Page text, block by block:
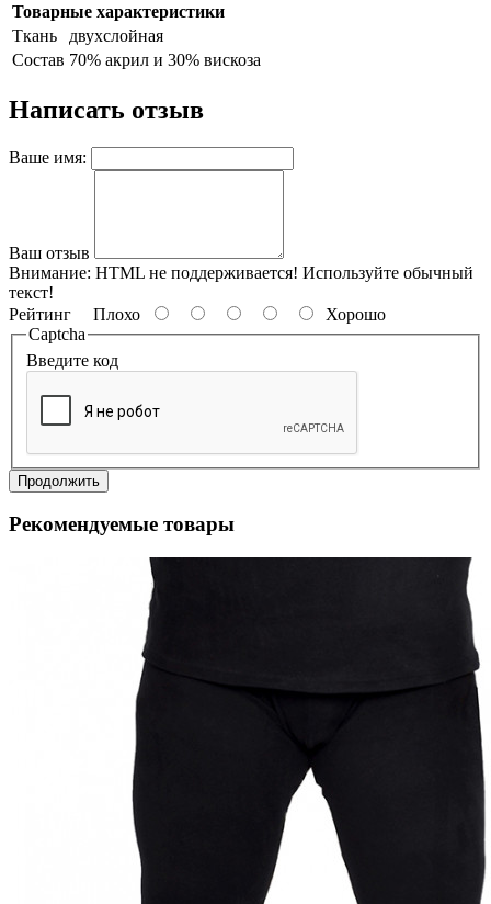
Товарные характеристики
Ткань
двухслойная
Состав 70% акрил и 30% вискоза
Написать отзыв
Ваше имя:
Ваш отзыв
Внимание: HTML не поддерживается! Используйте обычный
текст!
Рейтинг Плохо
Хорошо
Captcha
Введите код
Продолжить
Рекомендуемые товары